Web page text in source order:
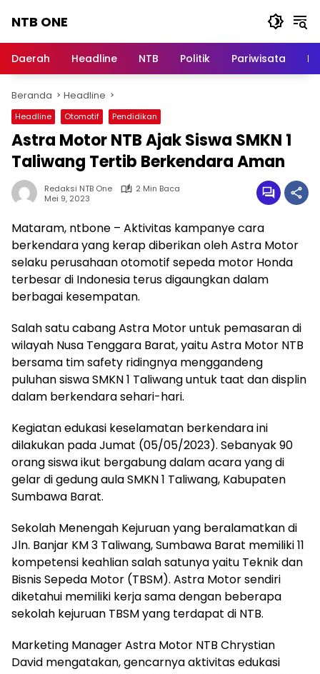
NTB ONE
dan
Berita
Lombok
Daerah Headline NTB Politik Pariwisata
Beranda Headline
Headline Otomotif Pendidikan
Astra Motor NTB Ajak Siswa SMKN 1
Taliwang Tertib Berkendara Aman
Redaksi NTB One
2 Min Baca
Mei 9, 2023
Mataram, ntbone – Aktivitas kampanye cara
berkendara yang kerap diberikan oleh Astra Motor
selaku perusahaan otomotif sepeda motor Honda
terbesar di Indonesia terus digaungkan dalam
berbagai kesempatan.
Salah satu cabang Astra Motor untuk pemasaran di
wilayah Nusa Tenggara Barat, yaitu Astra Motor NTB
bersama tim safety ridingnya menggandeng
puluhan siswa SMKN 1 Taliwang untuk taat dan displin
dalam berkendara sehari-hari.
Kegiatan edukasi keselamatan berkendara ini
dilakukan pada Jumat (05/05/2023). Sebanyak 90
orang siswa ikut bergabung dalam acara yang di
gelar di gedung aula SMKN 1 Taliwang, Kabupaten
Sumbawa Barat.
Sekolah Menengah Kejuruan yang beralamatkan di
Jln. Banjar KM 3 Taliwang, Sumbawa Barat memiliki 11
kompetensi keahlian salah satunya yaitu Teknik dan
Bisnis Sepeda Motor (TBSM). Astra Motor sendiri
diketahui memiliki kerja sama dengan beberapa
sekolah kejuruan TBSM yang terdapat di NTB.
Marketing Manager Astra Motor NTB Chrystian
David mengatakan, gencarnya aktivitas edukasi